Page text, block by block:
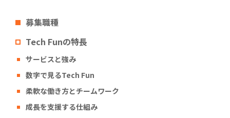
募集職種
Tech Funの特長
サービスと強み
数字で見るTech Fun
柔軟な働き方とチームワーク
成長を支援する仕組み